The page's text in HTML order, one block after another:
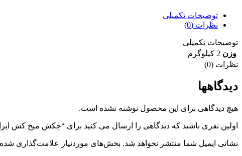
توضیحات تکمیلی
نظرات (0)
توضیحات تکمیلی
وزن 2 کیلوگرم
نظرات (0)
دیدگاهها
هیچ دیدگاهی برای این محصول نوشته نشده است.
اولین نفری باشید که دیدگاهی را ارسال می کنید برای “چکش میخ کش ایران
نشانی ایمیل شما منتشر نخواهد شد. بخش‌های موردنیاز علامت‌گذاری